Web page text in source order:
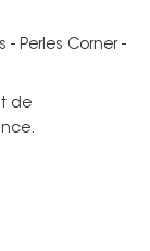
- Perles Corner -
de